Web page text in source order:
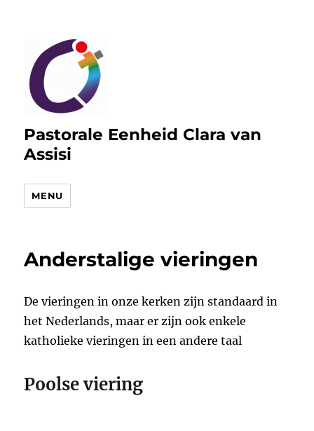
Pastorale Eenheid Clara van
Assisi
MENU
Anderstalige vieringen
De vieringen in onze kerken zijn standaard in
het Nederlands, maar er zijn ook enkele
katholieke vieringen in een andere taal
Poolse viering